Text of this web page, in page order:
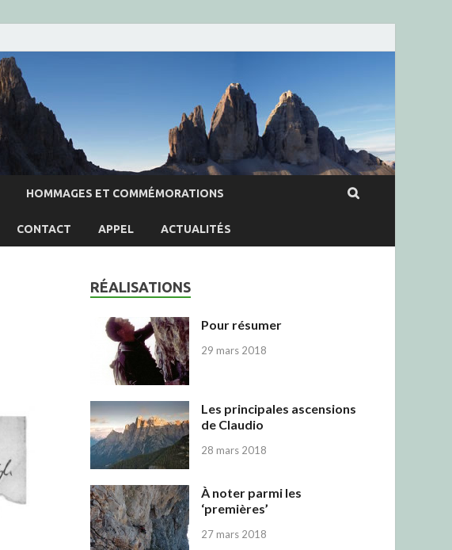
HOMMAGES ET COMMÉMORATIONS
CONTACT APPEL ACTUALITÉS
RÉALISATIONS
Pour résumer
29 mars 2018
Les principales ascensions
de Claudio
28 mars 2018
À noter parmi les
‘premières’
27 mars 2018